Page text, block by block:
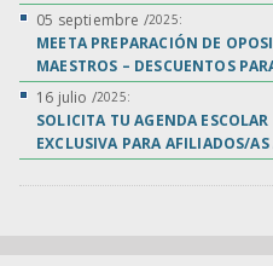
05 septiembre /2025:
MEETA PREPARACIÓN DE
MAESTROS – DESCUENTOS
16 julio /2025:
SOLICITA TU AGENDA
EXCLUSIVA PARA AFILIADOS/